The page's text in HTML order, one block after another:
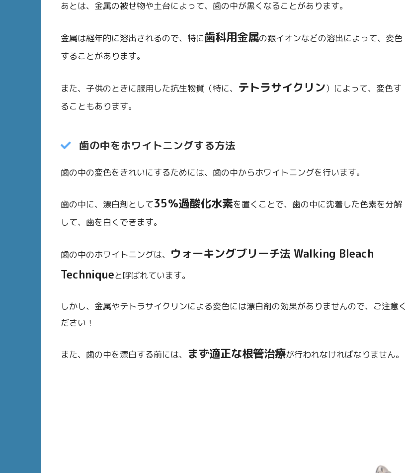
あとは、金属の被せ物や土台によって、歯の中が黒くなることがあります。
金属は経年的に溶出されるので、特に歯科用金属の銀イオンなどの溶出によって、変色
することがあります。
また、子供のときに服用した抗生物質（特に、 テトラサイクリン）によって、変色す
ることもあります。
歯の中をホワイトニングする方法
歯の中の変色をきれいにするためには、歯の中からホワイトニングを行います。
歯の中に、漂白剤として35％過酸化水素を置くことで、歯の中に沈着した色素を分解
して、歯を白くできます。
歯の中のホワイトニングは、 ウォーキングブリーチ法 Walking Bleach
Techniqueと呼ばれています。
しかし、金属やテトラサイクリンによる変色には漂白剤の効果がありませんので、ご注意く
ださい！
また、歯の中を漂白する前には、 まず適正な根管治療が行われなければなりません。